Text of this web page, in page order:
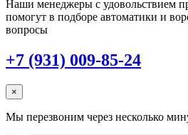
Наши менеджеры с удовольствием
помогут в подборе автоматики и
вопросы
+7 (931) 009-85-24
×
Мы перезвоним через несколько